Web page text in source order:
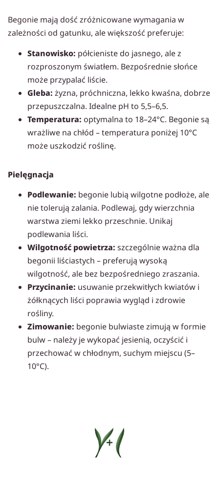
Begonie mają dość zróżnicowane wymagania w
zależności od gatunku, ale większość preferuje:
Stanowisko: półcieniste do jasnego, ale z
rozproszonym światłem. Bezpośrednie słońce
może przypalać liście.
Gleba: żyzna, próchniczna, lekko kwaśna, dobrze
przepuszczalna. Idealne pH to 5,5–6,5.
Temperatura: optymalna to 18–24°C. Begonie są
wrażliwe na chłód – temperatura poniżej 10°C
może uszkodzić roślinę.
Pielęgnacja
Podlewanie: begonie lubią wilgotne podłoże, ale
nie tolerują zalania. Podlewaj, gdy wierzchnia
warstwa ziemi lekko przeschnie. Unikaj
podlewania liści.
Wilgotność powietrza: szczególnie ważna dla
begonii liściastych – preferują wysoką
wilgotność, ale bez bezpośredniego zraszania.
Przycinanie: usuwanie przekwitłych kwiatów i
żółknących liści poprawia wygląd i zdrowie
rośliny.
Zimowanie: begonie bulwiaste zimują w formie
bulw – należy je wykopać jesienią, oczyścić i
przechować w chłodnym, suchym miejscu (5–
10°C).